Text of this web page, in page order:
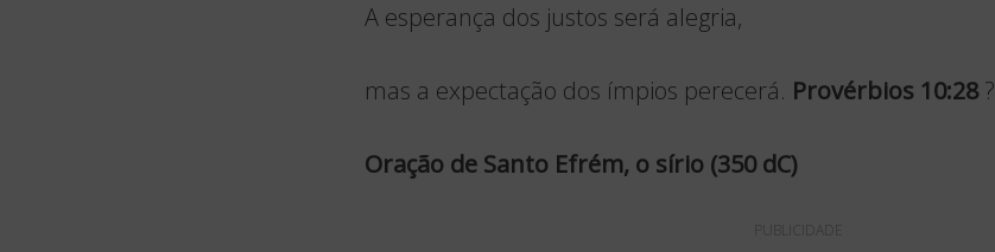
A esperança dos justos será alegria,
mas a expectação dos ímpios perecerá. Provérbios 10:28?
Oração de Santo Efrém, o sírio (350 dC)
PUBLICIDADE